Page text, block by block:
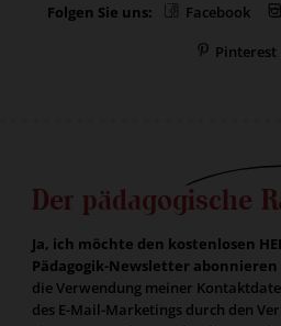
Folgen Sie uns: Facebook
Pinterest
Der pädagogische
Ja, ich möchte den kostenlosen
Pädagogik-Newsletter abonnieren
die Verwendung meiner
des E-Mail-Marketings durch den